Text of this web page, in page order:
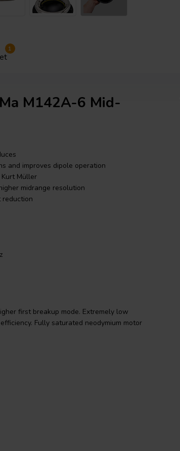
1
M142A-6 Mid-
and improves dipole operation
Müller
midrange resolution
reduction
first breakup mode. Extremely low
Fully saturated neodymium motor
Single-layer ribbon CCAW voice